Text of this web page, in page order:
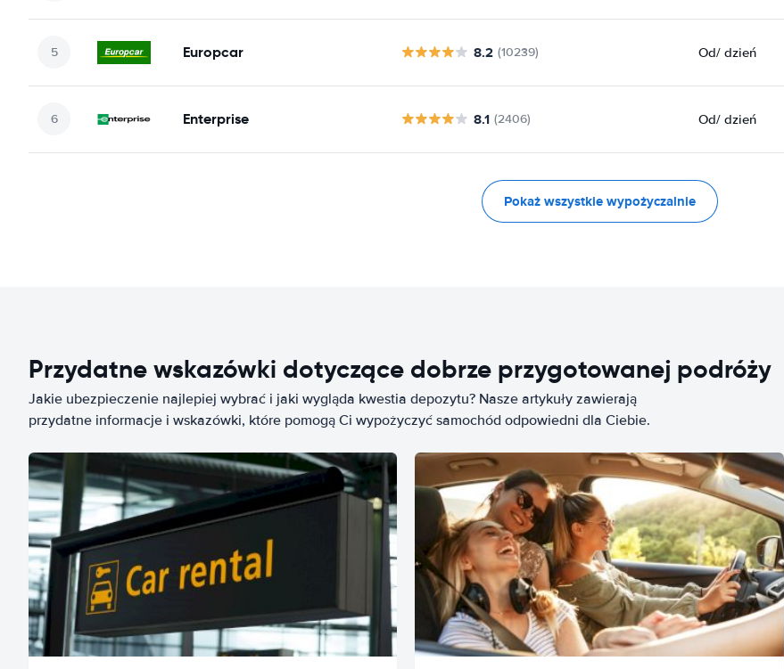
Europcar 8.2 (10239) Od/ dzień
Enterprise 8.1 (2406) Od/ dzień
Pokaż wszystkie wypożyczalnie
Przydatne wskazówki dotyczące dobrze przygotowanej podróży
Jakie ubezpieczenie najlepiej wybrać i jaki wygląda kwestia depozytu? Nasze artykuły zawierają
przydatne informacje i wskazówki, które pomogą Ci wypożyczyć samochód odpowiedni dla Ciebie.